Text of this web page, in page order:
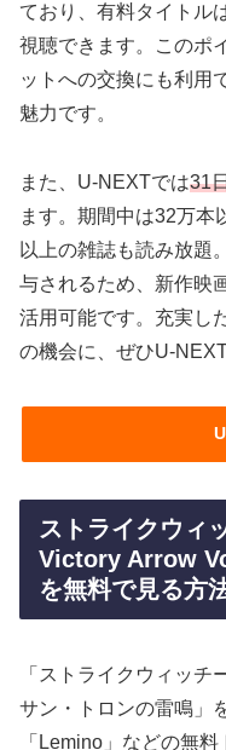
ており、有料タイトル
視聴できます。このポ
ットへの交換にも利用
魅力です。
また、U-NEXTでは31
ます。期間中は32万本
以上の雑誌も読み放題
与されるため、新作映
活用可能です。充実し
の機会に、ぜひU-
ストライクウィ
Victory Arrow
を無料で見る方
「ストライクウィッチ
サン・トロンの雷鳴」
「Lemino」などの無